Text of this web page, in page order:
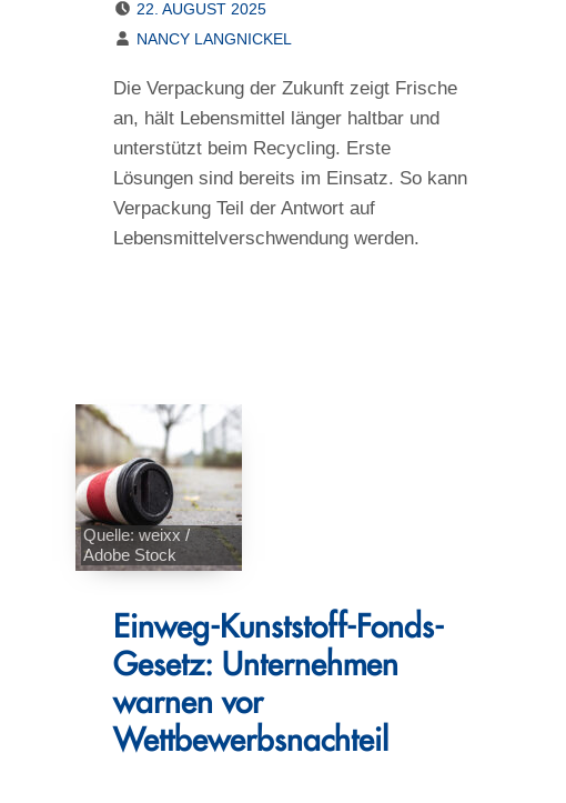
22. AUGUST 2025
NANCY LANGNICKEL
Die Verpackung der Zukunft zeigt Frische
an, hält Lebensmittel länger haltbar und
unterstützt beim Recycling. Erste
Lösungen sind bereits im Einsatz. So kann
Verpackung Teil der Antwort auf
Lebensmittelverschwendung werden.
Quelle: weixx /
Adobe Stock
Einweg-Kunststoff-Fonds-
Gesetz: Unternehmen
warnen vor
Wettbewerbsnachteil